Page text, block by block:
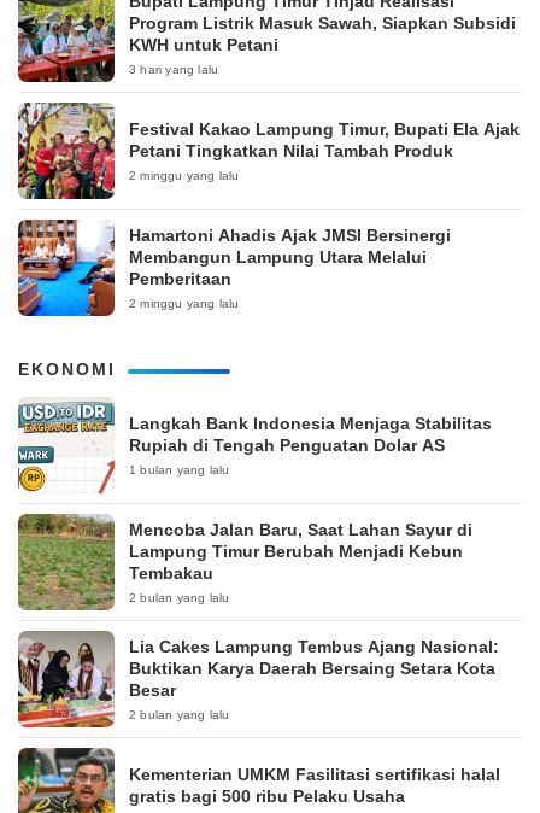
Program Listrik Masuk Sawah, Siapkan Subsidi
KWH untuk Petani
3 hari yang lalu
‎Festival Kakao Lampung Timur, Bupati Ela Ajak
Petani Tingkatkan Nilai Tambah Produk
2 minggu yang lalu
Hamartoni Ahadis Ajak JMSI Bersinergi
Membangun Lampung Utara Melalui
Pemberitaan
2 minggu yang lalu
EKONOMI
Langkah Bank Indonesia Menjaga Stabilitas
Rupiah di Tengah Penguatan Dolar AS
1 bulan yang lalu
Mencoba Jalan Baru, Saat Lahan Sayur di
Lampung Timur Berubah Menjadi Kebun
Tembakau
2 bulan yang lalu
Lia Cakes Lampung Tembus Ajang Nasional:
Buktikan Karya Daerah Bersaing Setara Kota
Besar
2 bulan yang lalu
Kementerian UMKM Fasilitasi sertifikasi halal
gratis bagi 500 ribu Pelaku Usaha